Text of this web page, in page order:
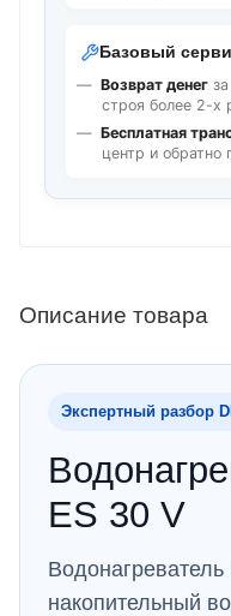
Базовый
Возврат денег
строя более 2-х
Бесплатная
центр и обратно
Описание товара
Экспертный разбор
ES 30 V
накопительный